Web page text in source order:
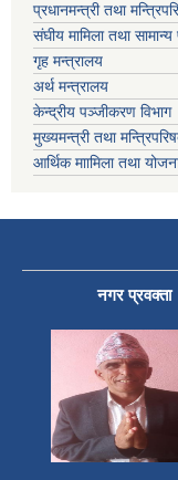
प्रधानमन्त्री तथा
संघीय मामिला तथा
गृह मन्त्रालय
अर्थ मन्त्रालय
केन्द्रीय पञ्जीकरण विभाग
मुख्यमन्त्री तथा
आर्थिक माामिला तथा
नगर प्रवक्ता